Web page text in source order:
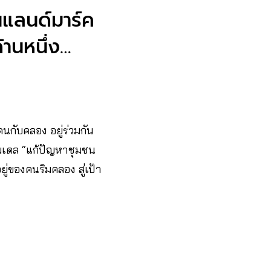
ลนด์มาร์ค
นหนึ่ง…
กับคลอง อยู่ร่วมกัน
ดล “แก้ปัญหาชุมชน
ของคนริมคลอง สู่เป้า